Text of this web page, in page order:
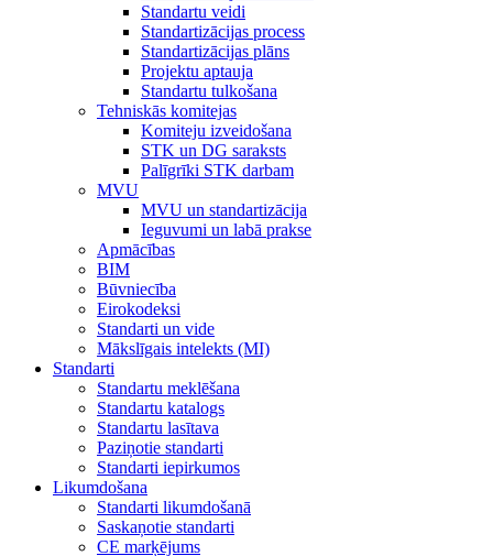
Standartu veidi
Standartizācijas process
Standartizācijas plāns
Projektu aptauja
Standartu tulkošana
Tehniskās komitejas
Komiteju izveidošana
STK un DG saraksts
Palīgrīki STK darbam
MVU
MVU un standartizācija
Ieguvumi un labā prakse
Apmācības
BIM
Būvniecība
Eirokodeksi
Standarti un vide
Mākslīgais intelekts (MI)
Standarti
Standartu meklēšana
Standartu katalogs
Standartu lasītava
Paziņotie standarti
Standarti iepirkumos
Likumdošana
Standarti likumdošanā
Saskaņotie standarti
CE marķējums